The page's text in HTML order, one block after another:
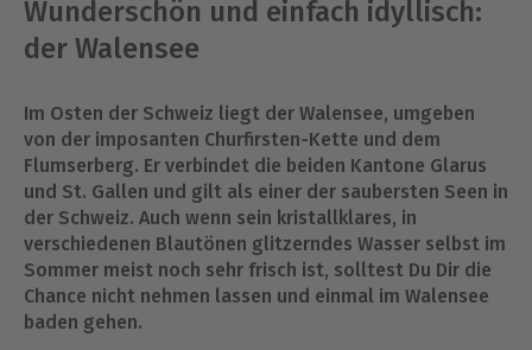
Wunderschön und einfach idyllisch:
der Walensee
Im Osten der Schweiz liegt der Walensee, umgeben
von der imposanten Churfirsten-Kette und dem
Flumserberg. Er verbindet die beiden Kantone Glarus
und St. Gallen und gilt als einer der saubersten Seen in
der Schweiz. Auch wenn sein kristallklares, in
verschiedenen Blautönen glitzerndes Wasser selbst im
Sommer meist noch sehr frisch ist, solltest Du Dir die
Chance nicht nehmen lassen und einmal im Walensee
baden gehen.